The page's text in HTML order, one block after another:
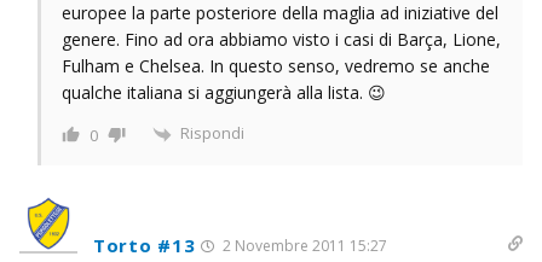
europee la parte posteriore della maglia ad iniziative del
genere. Fino ad ora abbiamo visto i casi di Barça, Lione,
Fulham e Chelsea. In questo senso, vedremo se anche
qualche italiana si aggiungerà alla lista. 😉
0 Rispondi
Torto #13 2 Novembre 2011 15:27